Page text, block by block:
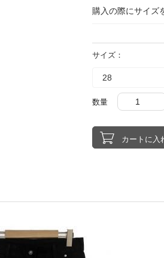
購入の際にサイズ
サイズ：
数量